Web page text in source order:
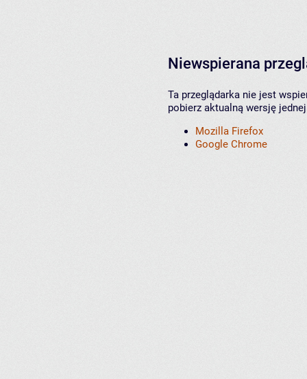
Niewspierana
Ta przeglądarka nie jest
pobierz aktualną wersję
Mozilla Firefox
Google Chrome